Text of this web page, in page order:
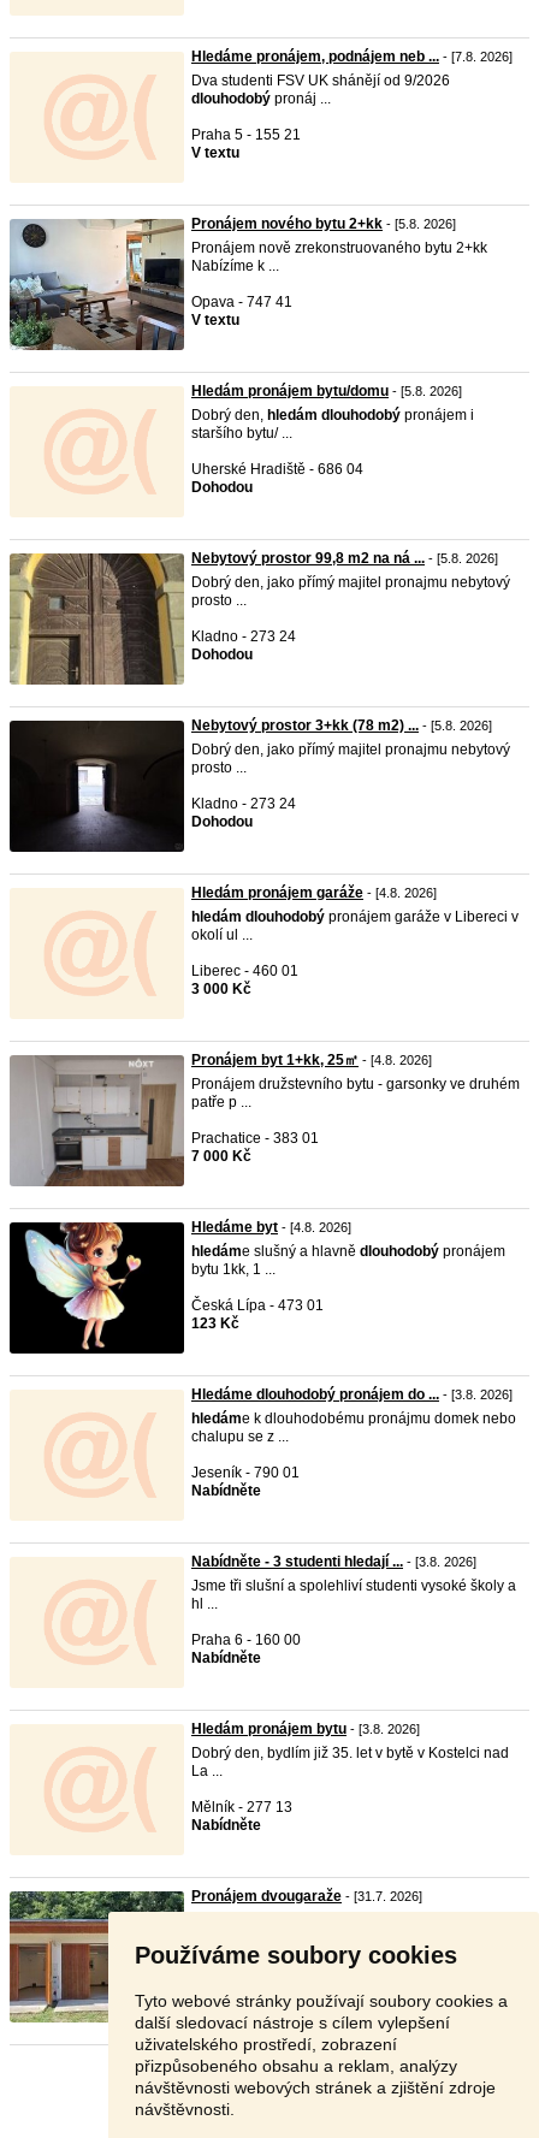
Používáme soubory cookies
Tyto webové stránky používají soubory cookies a
další sledovací nástroje s cílem vylepšení
uživatelského prostředí, zobrazení
přizpůsobeného obsahu a reklam, analýzy
návštěvnosti webových stránek a zjištění zdroje
návštěvnosti.
Hledáme pronájem, podnájem neb ... - [7.8. 2026]
Dva studenti FSV UK shánějí od 9/2026
dlouhodobý pronáj ...
Praha 5 - 155 21
V textu
Pronájem nového bytu 2+kk - [5.8. 2026]
Pronájem nově zrekonstruovaného bytu 2+kk
Nabízíme k ...
Opava - 747 41
V textu
Hledám pronájem bytu/domu - [5.8. 2026]
Dobrý den, hledám dlouhodobý pronájem i
staršího bytu/ ...
Uherské Hradiště - 686 04
Dohodou
Nebytový prostor 99,8 m2 na ná ... - [5.8. 2026]
Dobrý den, jako přímý majitel pronajmu nebytový
prosto ...
Kladno - 273 24
Dohodou
Nebytový prostor 3+kk (78 m2) ... - [5.8. 2026]
Dobrý den, jako přímý majitel pronajmu nebytový
prosto ...
Kladno - 273 24
Dohodou
Hledám pronájem garáže - [4.8. 2026]
hledám dlouhodobý pronájem garáže v Libereci v
okolí ul ...
Liberec - 460 01
3 000 Kč
Pronájem byt 1+kk, 25㎡ - [4.8. 2026]
Pronájem družstevního bytu - garsonky ve druhém
patře p ...
Prachatice - 383 01
7 000 Kč
Hledáme byt - [4.8. 2026]
hledáme slušný a hlavně dlouhodobý pronájem
bytu 1kk, 1 ...
Česká Lípa - 473 01
123 Kč
Hledáme dlouhodobý pronájem do ... - [3.8. 2026]
hledáme k dlouhodobému pronájmu domek nebo
chalupu se z ...
Jeseník - 790 01
Nabídněte
Nabídněte - 3 studenti hledají ... - [3.8. 2026]
Jsme tři slušní a spolehliví studenti vysoké školy a
hl ...
Praha 6 - 160 00
Nabídněte
Hledám pronájem bytu - [3.8. 2026]
Dobrý den, bydlím již 35. let v bytě v Kostelci nad
La ...
Mělník - 277 13
Nabídněte
Pronájem dvougaraže - [31.7. 2026]
7 000 Kč
Stránka: 1 2 3 Další